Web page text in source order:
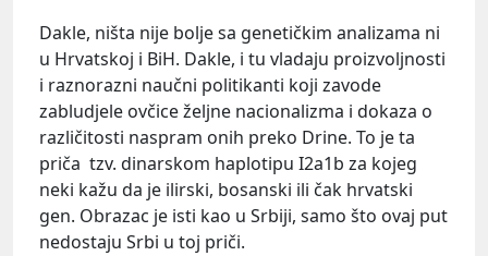
Dakle, ništa nije bolje sa genetičkim analizama ni
u Hrvatskoj i BiH. Dakle, i tu vladaju proizvoljnosti
i raznorazni naučni politikanti koji zavode
zabludjele ovčice željne nacionalizma i dokaza o
različitosti naspram onih preko Drine. To je ta
priča tzv. dinarskom haplotipu I2a1b za kojeg
neki kažu da je ilirski, bosanski ili čak hrvatski
gen. Obrazac je isti kao u Srbiji, samo što ovaj put
nedostaju Srbi u toj priči.